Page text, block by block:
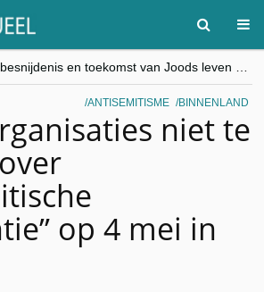
“Besnijdenisdebat toont hoe moeilijk seculiere Westen minderheden begrijpt”, Jinnih Beels (Vooruit)
CITYTRIP | ROEMENIË – Boekarest: de verrassing van Oost-Europa
goKosher lanceert nieuwe website en samenwerking met Mishpacha voor kosher travel en simchas wereldwijd
ANTISEMITISME BINNENLAND
niet te
op 4 mei in